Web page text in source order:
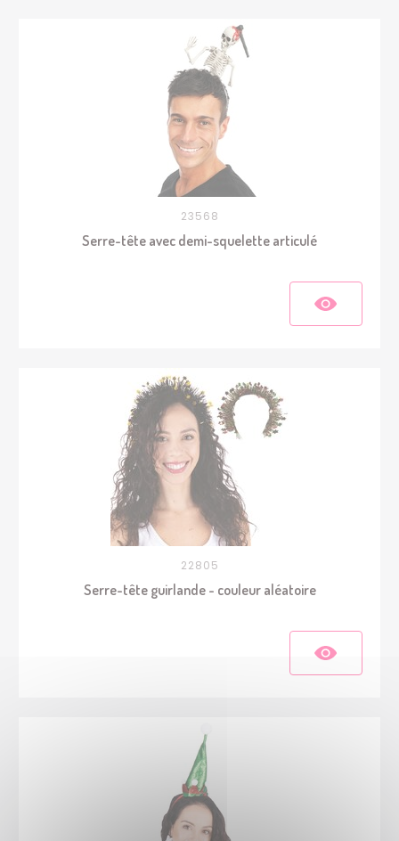
23568
Serre-tête avec demi-squelette articulé
22805
Serre-tête guirlande - couleur aléatoire